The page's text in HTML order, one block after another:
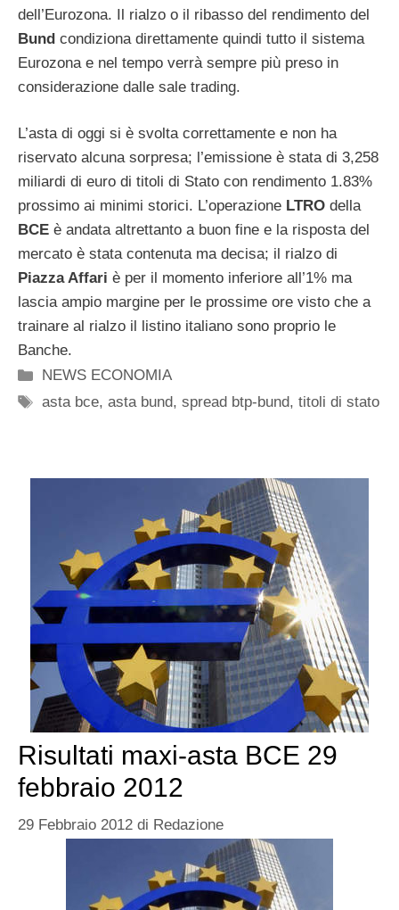
dell’Eurozona. Il rialzo o il ribasso del rendimento del
Bund condiziona direttamente quindi tutto il sistema
Eurozona e nel tempo verrà sempre più preso in
considerazione dalle sale trading.
L’asta di oggi si è svolta correttamente e non ha
riservato alcuna sorpresa; l’emissione è stata di 3,258
miliardi di euro di titoli di Stato con rendimento 1.83%
prossimo ai minimi storici. L’operazione LTRO della
BCE è andata altrettanto a buon fine e la risposta del
mercato è stata contenuta ma decisa; il rialzo di
Piazza Affari è per il momento inferiore all’1% ma
lascia ampio margine per le prossime ore visto che a
trainare al rialzo il listino italiano sono proprio le
Banche.
Categorie
NEWS ECONOMIA
Tag
asta bce,asta bund,spread btp-bund,titoli di stato
Risultati maxi-asta BCE 29
febbraio 2012
29 Febbraio 2012 di Redazione